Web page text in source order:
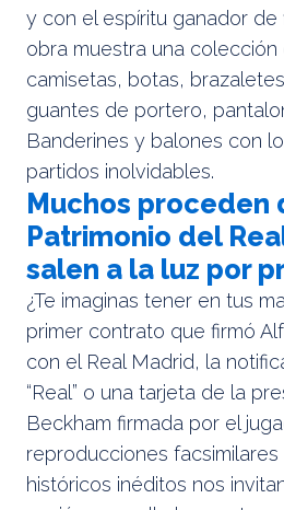
y con el espíritu ganador de
obra muestra una colección
camisetas, botas,
guantes de portero,
Banderines y balones con
partidos inolvidables.
Muchos proceden
Patrimonio del
salen a la luz por
¿Te imaginas tener en tus
primer contrato que firmó
con el Real Madrid, la
“Real” o una tarjeta de la
Beckham firmada por el
reproducciones
históricos inéditos nos